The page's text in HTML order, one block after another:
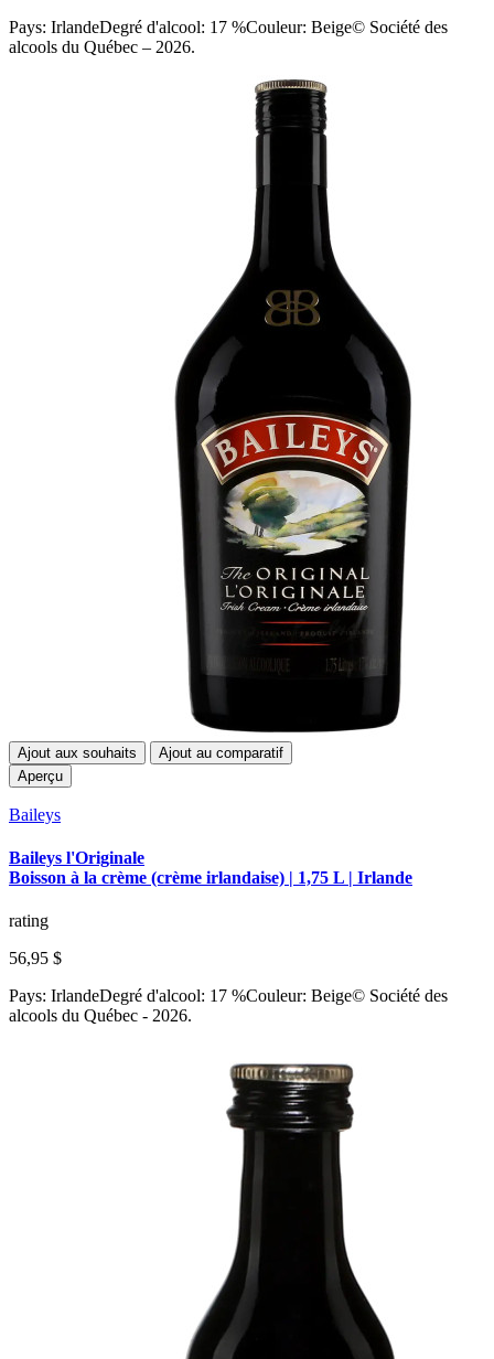
Pays: IrlandeDegré d'alcool: 17 %Couleur: Beige© Société des
alcools du Québec – 2026.
Ajout aux souhaits
Ajout au comparatif
Aperçu
Baileys
Baileys l'Originale
Boisson à la crème (crème irlandaise) | 1,75 L | Irlande
rating
56,95 $
Pays: IrlandeDegré d'alcool: 17 %Couleur: Beige© Société des
alcools du Québec - 2026.